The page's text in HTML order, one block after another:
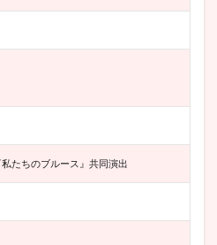
たちのブルース』共同演出